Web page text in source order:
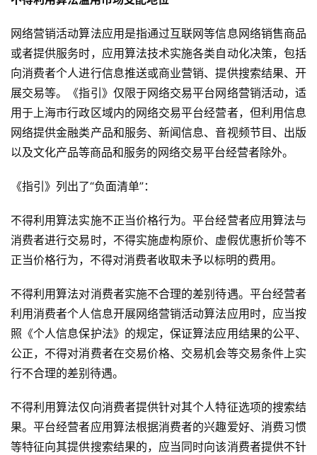
网络营销活动算法应用是指通过互联网等信息网络销售商品
或者提供服务时，应用算法技术实施各类自动化决策，包括
向消费者个人进行信息推送或商业营销、提供搜索结果、开
展交易等。《指引》仅限于网络交易平台网络营销活动，适
用于上海市行政区域内的网络交易平台经营者，但利用信息
网络提供金融类产品和服务、新闻信息、音视频节目、出版
以及文化产品等商品和服务的网络交易平台经营者除外。
《指引》列出了“负面清单”：
不得利用算法实施不正当价格行为。平台经营者应用算法与
消费者进行交易时，不得实施虚构原价、虚假优惠折价等不
正当价格行为，不得对消费者收取未予以标明的费用。
不得利用算法对消费者实施不合理的差别待遇。平台经营者
利用消费者个人信息开展网络营销活动算法应用时，应当按
照《个人信息保护法》的规定，保证算法应用结果的公平、
公正，不得对消费者在交易价格、交易机会等交易条件上实
行不合理的差别待遇。
不得利用算法仅向消费者提供针对其个人特征选项的搜索结
果。平台经营者应用算法根据消费者的兴趣爱好、消费习惯
等特征向其提供搜索结果的，应当同时向该消费者提供不针